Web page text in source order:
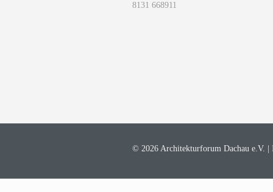
8131 668911
© 2026 Architekturforum Dachau e.V. |